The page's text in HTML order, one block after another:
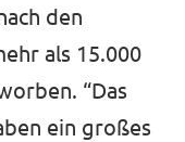
den
als 15.000
“Das
ein großes